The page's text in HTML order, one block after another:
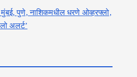
मुंबई, पुणे, नाशिकमधील धरणे ओव्हरफ्लो,
अलर्ट’